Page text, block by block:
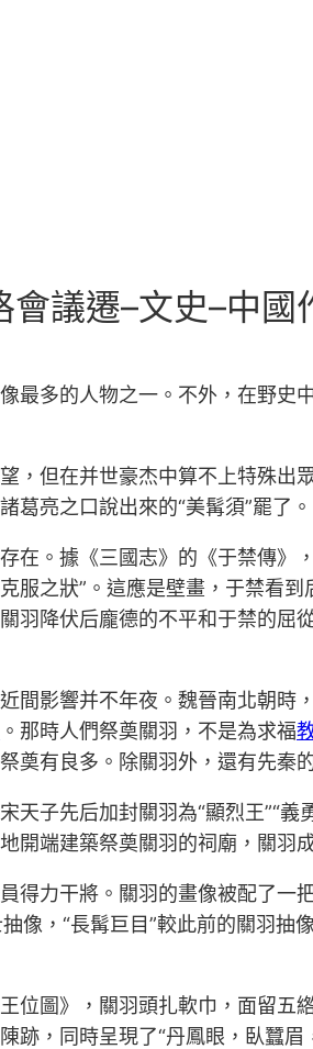
議遷–文史–中國
最多的人物之一。不外，在野史
，但在并世豪杰中算不上特殊
葛亮之口說出來的“美髯須”罷了。
在。據《三國志》的《于禁傳
服之狀”。這應是壁畫，于禁看
羽降伏后龐德的不平和于禁的
間影響并不年夜。魏晉南北朝
。那時人們祭奠關羽，不是為求福
奠有良多。除關羽外，還有先秦
天子先后加封關羽為“顯烈王”“
開端建築祭奠關羽的祠廟，關羽
得力干將。關羽的畫像被配了
像，“長髯巨目”較此前的關羽
位圖》，關羽頭扎軟巾，面留
跡，同時呈現了“丹鳳眼，臥蠶眉